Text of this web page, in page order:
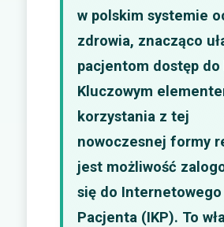
w polskim systemie
zdrowia, znacząco
pacjentom dostęp do
Kluczowym
korzystania z tej
nowoczesnej formy
jest możliwość
się do Internetowego
Pacjenta (IKP). To